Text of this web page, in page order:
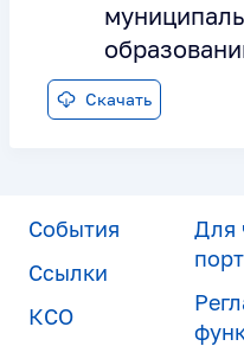
Скачать
События
Ссылки
КСО
Для